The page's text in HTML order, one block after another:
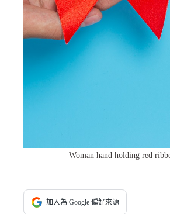
Woman hand holding red
加入為 Google 偏好來源